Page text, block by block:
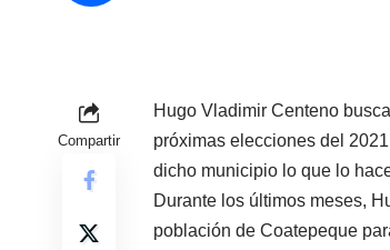
Compartir
Hugo Vladimir Centeno
próximas elecciones del
dicho municipio lo que lo
Durante los últimos meses,
población de Coatepeque